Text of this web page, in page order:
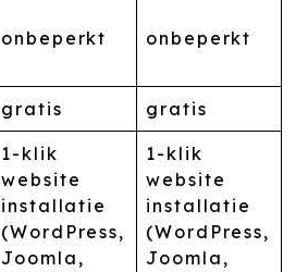
onbeperkt onbeperkt
gratis gratis
1-klik
website
installatie
(WordPress,
Joomla,
1-klik
website
installatie
(WordPress,
Joomla,